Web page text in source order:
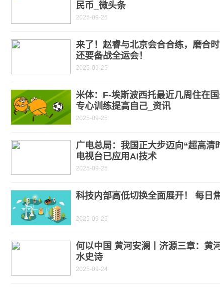
民币_微头条
2025-09-26
来了！赵睿与北京会合合练，磨合
还要备战全运会！
2025-09-25
米体：F-埃斯波西托最近几周住在国
专心训练提高自己_资讯
2025-09-25
广电总局：我国正大步迈向“超高清
电视台已应用AI技术
2025-09-25
科技内部高低切换全面展开！ 每日
2025-09-25
何以中国 黄河安澜丨济源三章：黄
水史诗
2025-09-24